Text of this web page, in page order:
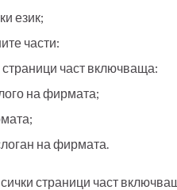
език;
части:
страници част включваща:
на фирмата;
на фирмата.
страници част